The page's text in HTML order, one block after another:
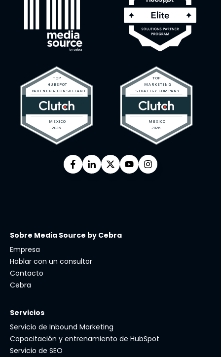
Sobre Media Source by Cebra
Empresa
Hablar con un consultor
Contacto
Cebra
Servicios
Servicio de Inbound Marketing
Capacitación y entrenamiento de HubSpot
Servicio de SEO